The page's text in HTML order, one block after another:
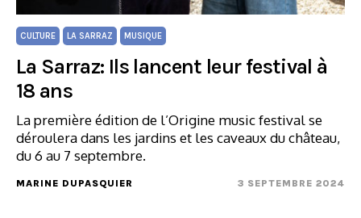
CULTURE LA SARRAZ MUSIQUE
La Sarraz: Ils lancent leur festival à
18 ans
La première édition de l’Origine music festival se
déroulera dans les jardins et les caveaux du château,
du 6 au 7 septembre.
MARINE DUPASQUIER 3 SEPTEMBRE 2024